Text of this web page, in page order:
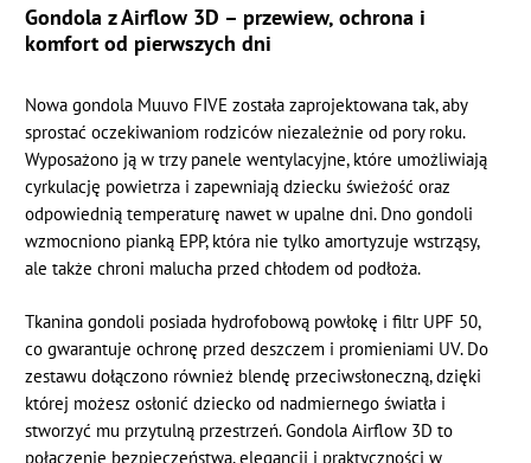
Gondola z Airflow 3D – przewiew, ochrona i
komfort od pierwszych dni
Nowa gondola Muuvo FIVE została zaprojektowana tak, aby
sprostać oczekiwaniom rodziców niezależnie od pory roku.
Wyposażono ją w trzy panele wentylacyjne, które umożliwiają
cyrkulację powietrza i zapewniają dziecku świeżość oraz
odpowiednią temperaturę nawet w upalne dni. Dno gondoli
wzmocniono pianką EPP, która nie tylko amortyzuje wstrząsy,
ale także chroni malucha przed chłodem od podłoża.
Tkanina gondoli posiada hydrofobową powłokę i filtr UPF 50,
co gwarantuje ochronę przed deszczem i promieniami UV. Do
zestawu dołączono również blendę przeciwsłoneczną, dzięki
której możesz osłonić dziecko od nadmiernego światła i
stworzyć mu przytulną przestrzeń. Gondola Airflow 3D to
połączenie bezpieczeństwa, elegancji i praktyczności w